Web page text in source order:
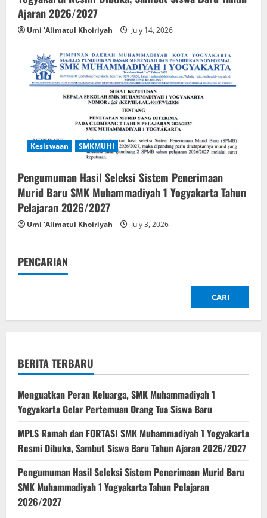
Ajaran 2026/2027
Umi 'Alimatul Khoiriyah July 14, 2026
Kesiswaan SMKMUHI
Pengumuman Hasil Seleksi Sistem Penerimaan
Murid Baru SMK Muhammadiyah 1 Yogyakarta Tahun
Pelajaran 2026/2027
Umi 'Alimatul Khoiriyah July 3, 2026
PENCARIAN
CARI
BERITA TERBARU
Menguatkan Peran Keluarga, SMK Muhammadiyah 1
Yogyakarta Gelar Pertemuan Orang Tua Siswa Baru
MPLS Ramah dan FORTASI SMK Muhammadiyah 1 Yogyakarta
Resmi Dibuka, Sambut Siswa Baru Tahun Ajaran 2026/2027
Pengumuman Hasil Seleksi Sistem Penerimaan Murid Baru
SMK Muhammadiyah 1 Yogyakarta Tahun Pelajaran
2026/2027